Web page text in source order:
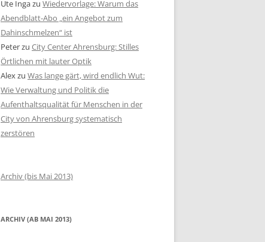
Ute Ingazu Wiedervorlage: Warum das
Abendblatt-Abo „ein Angebot zum
Dahinschmelzen“ ist
Peterzu City Center Ahrensburg: Stilles
Örtlichen mit lauter Optik
Alexzu Was lange gärt, wird endlich Wut:
Wie Verwaltung und Politik die
Aufenthaltsqualität für Menschen in der
City von Ahrensburg systematisch
zerstören
Archiv (bis Mai 2013)
ARCHIV (AB MAI 2013)